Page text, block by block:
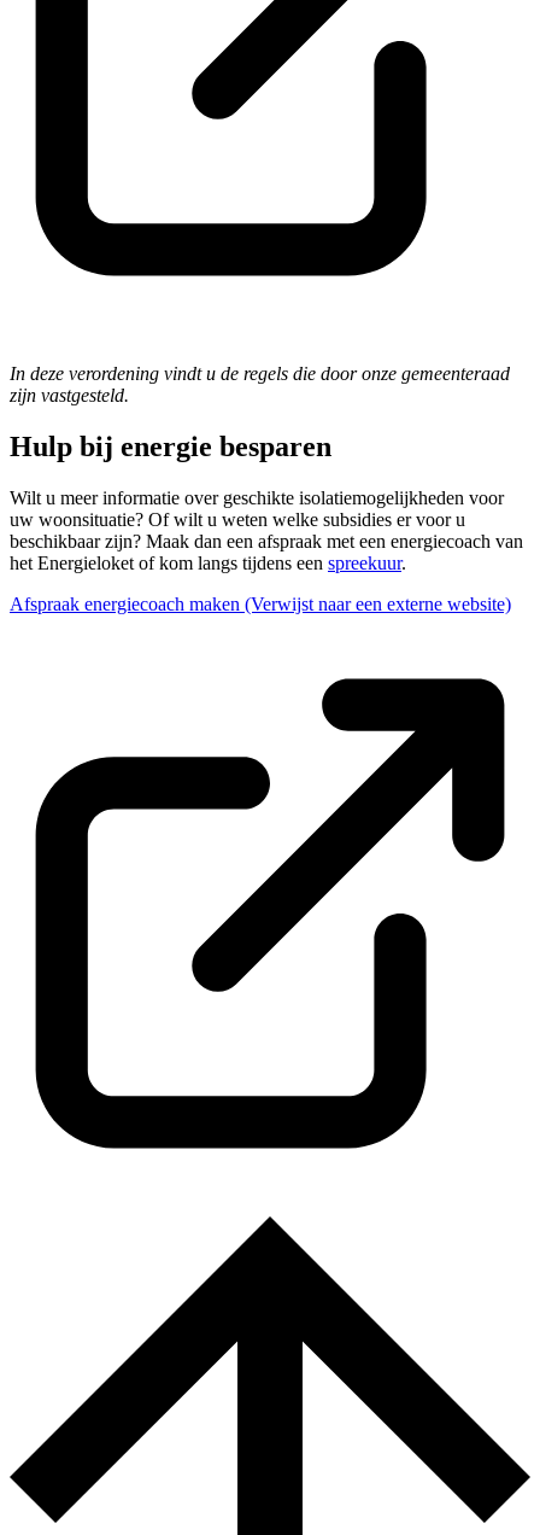
In deze verordening vindt u de regels die door onze gemeenteraad
zijn vastgesteld.
Hulp bij energie besparen
Wilt u meer informatie over geschikte isolatiemogelijkheden voor
uw woonsituatie? Of wilt u weten welke subsidies er voor u
beschikbaar zijn? Maak dan een afspraak met een energiecoach van
het Energieloket of kom langs tijdens een spreekuur.
Afspraak energiecoach maken (Verwijst naar een externe website)